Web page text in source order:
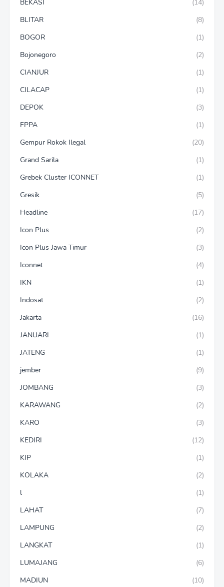
BEKASI
(14)
BLITAR
(8)
BOGOR
(1)
Bojonegoro
(2)
CIANJUR
(1)
CILACAP
(1)
DEPOK
(3)
FPPA
(1)
Gempur Rokok Ilegal
(20)
Grand Sarila
(1)
Grebek Cluster ICONNET
(1)
Gresik
(5)
Headline
(17)
Icon Plus
(2)
Icon Plus Jawa Timur
(3)
Iconnet
(4)
IKN
(1)
Indosat
(2)
Jakarta
(16)
JANUARI
(1)
JATENG
(1)
jember
(9)
JOMBANG
(3)
KARAWANG
(2)
KARO
(3)
KEDIRI
(12)
KIP
(1)
KOLAKA
(2)
l
(1)
LAHAT
(7)
LAMPUNG
(2)
LANGKAT
(1)
LUMAJANG
(6)
MADIUN
(10)